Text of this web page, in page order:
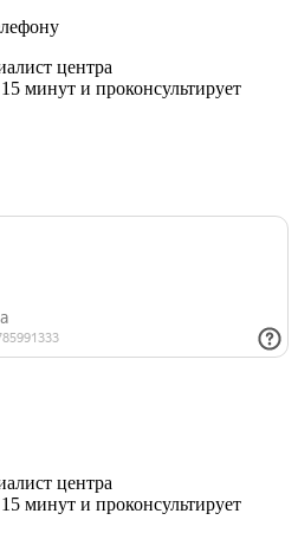
центра
минут и проконсультирует
центра
минут и проконсультирует